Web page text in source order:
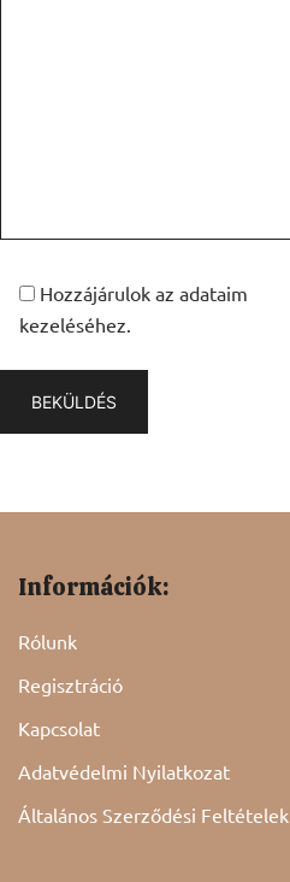
Hozzájárulok az adataim
kezeléséhez.
Információk:
Rólunk
Regisztráció
Kapcsolat
Adatvédelmi Nyilatkozat
Általános Szerződési Feltételek